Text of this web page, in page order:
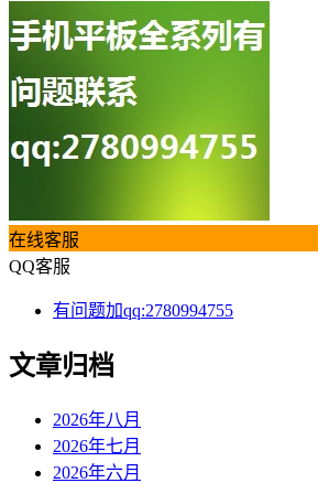
在线客服
QQ客服
有问题加qq:2780994755
文章归档
2026年八月
2026年七月
2026年六月